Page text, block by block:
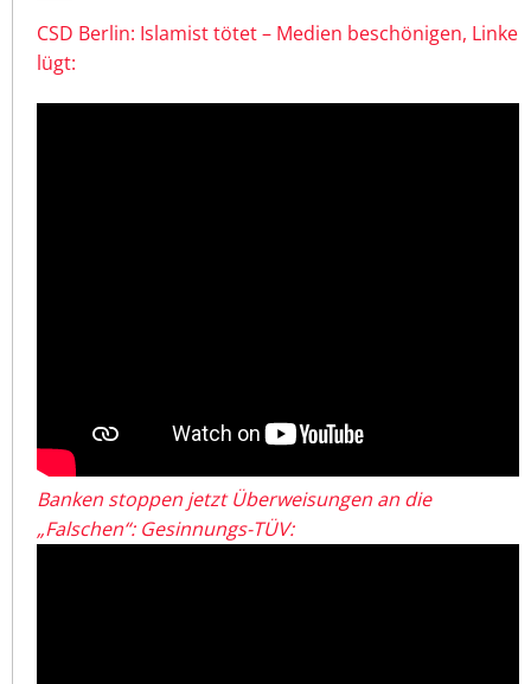
CSD Berlin: Islamist tötet – Medien beschönigen, Linke
lügt:
Banken stoppen jetzt Überweisungen an die
„Falschen“: Gesinnungs-TÜV: